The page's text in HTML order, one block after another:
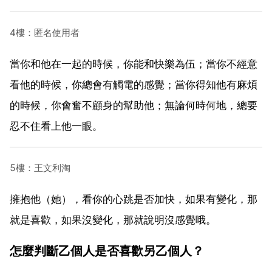
4樓：匿名使用者
當你和他在一起的時候，你能和快樂為伍；當你不經意
看他的時候，你總會有觸電的感覺；當你得知他有麻煩
的時候，你會奮不顧身的幫助他；無論何時何地，總要
忍不住看上他一眼。
5樓：王文利淘
擁抱他（她），看你的心跳是否加快，如果有變化，那
就是喜歡，如果沒變化，那就說明沒感覺哦。
怎麼判斷乙個人是否喜歡另乙個人？